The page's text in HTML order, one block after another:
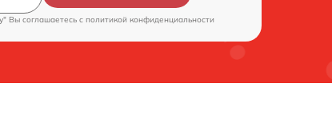
Вы соглашаетесь c политикой конфиденциальности